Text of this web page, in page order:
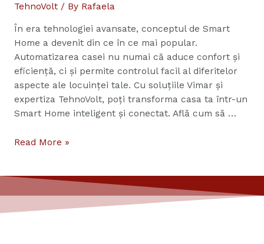
TehnoVolt/ By Rafaela
În era tehnologiei avansate, conceptul de Smart
Home a devenit din ce în ce mai popular.
Automatizarea casei nu numai că aduce confort și
eficiență, ci și permite controlul facil al diferitelor
aspecte ale locuinței tale. Cu soluțiile Vimar și
expertiza TehnoVolt, poți transforma casa ta într-un
Smart Home inteligent și conectat. Află cum să …
Read More »